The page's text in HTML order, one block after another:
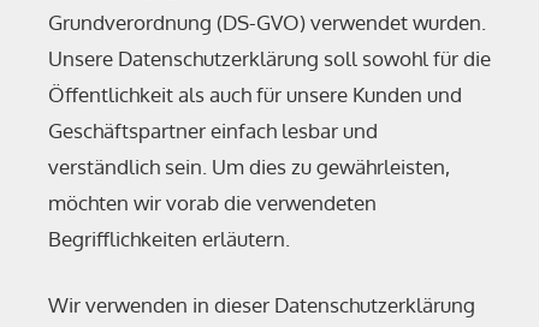
Grundverordnung (DS-GVO) verwendet wurden.
Unsere Datenschutzerklärung soll sowohl für die
Öffentlichkeit als auch für unsere Kunden und
Geschäftspartner einfach lesbar und
verständlich sein. Um dies zu gewährleisten,
möchten wir vorab die verwendeten
Begrifflichkeiten erläutern.
Wir verwenden in dieser Datenschutzerklärung